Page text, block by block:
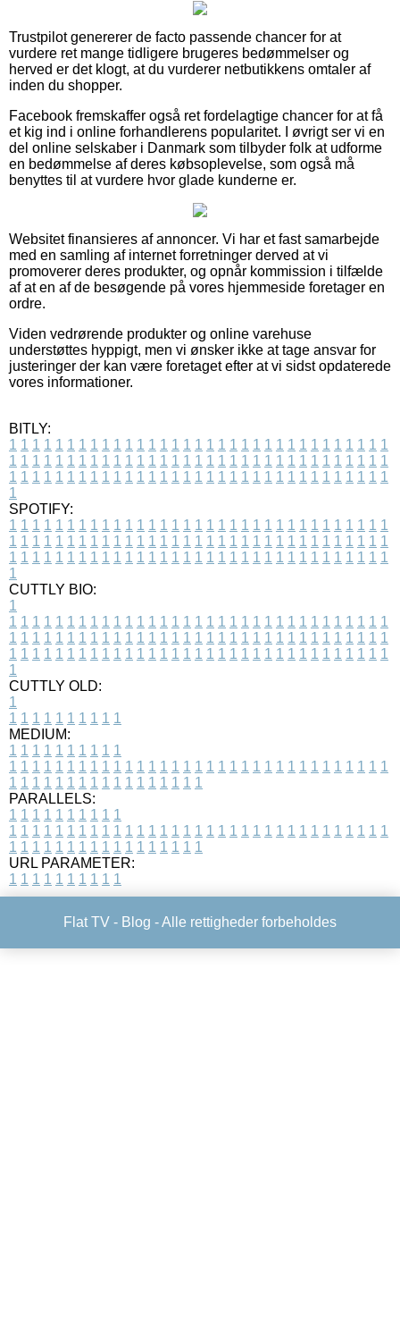
Trustpilot genererer de facto passende chancer for at
vurdere ret mange tidligere brugeres bedømmelser og
herved er det klogt, at du vurderer netbutikkens omtaler af
inden du shopper.
Facebook fremskaffer også ret fordelagtige chancer for at få
et kig ind i online forhandlerens popularitet. I øvrigt ser vi en
del online selskaber i Danmark som tilbyder folk at udforme
en bedømmelse af deres købsoplevelse, som også må
benyttes til at vurdere hvor glade kunderne er.
Websitet finansieres af annoncer. Vi har et fast samarbejde
med en samling af internet forretninger derved at vi
promoverer deres produkter, og opnår kommission i tilfælde
af at en af de besøgende på vores hjemmeside foretager en
ordre.
Viden vedrørende produkter og online varehuse
understøttes hyppigt, men vi ønsker ikke at tage ansvar for
justeringer der kan være foretaget efter at vi sidst opdaterede
vores informationer.
BITLY:
1 1 1 1 1 1 1 1 1 1 1 1 1 1 1 1 1 1 1 1 1 1 1 1 1 1 1 1 1 1 1 1 1
1 1 1 1 1 1 1 1 1 1 1 1 1 1 1 1 1 1 1 1 1 1 1 1 1 1 1 1 1 1 1 1 1
1 1 1 1 1 1 1 1 1 1 1 1 1 1 1 1 1 1 1 1 1 1 1 1 1 1 1 1 1 1 1 1 1
1
SPOTIFY:
1 1 1 1 1 1 1 1 1 1 1 1 1 1 1 1 1 1 1 1 1 1 1 1 1 1 1 1 1 1 1 1 1
1 1 1 1 1 1 1 1 1 1 1 1 1 1 1 1 1 1 1 1 1 1 1 1 1 1 1 1 1 1 1 1 1
1 1 1 1 1 1 1 1 1 1 1 1 1 1 1 1 1 1 1 1 1 1 1 1 1 1 1 1 1 1 1 1 1
1
CUTTLY BIO:
1
1 1 1 1 1 1 1 1 1 1 1 1 1 1 1 1 1 1 1 1 1 1 1 1 1 1 1 1 1 1 1 1 1
1 1 1 1 1 1 1 1 1 1 1 1 1 1 1 1 1 1 1 1 1 1 1 1 1 1 1 1 1 1 1 1 1
1 1 1 1 1 1 1 1 1 1 1 1 1 1 1 1 1 1 1 1 1 1 1 1 1 1 1 1 1 1 1 1 1
1
CUTTLY OLD:
1
1 1 1 1 1 1 1 1 1 1
MEDIUM:
1 1 1 1 1 1 1 1 1 1
1 1 1 1 1 1 1 1 1 1 1 1 1 1 1 1 1 1 1 1 1 1 1 1 1 1 1 1 1 1 1 1 1
1 1 1 1 1 1 1 1 1 1 1 1 1 1 1 1 1
PARALLELS:
1 1 1 1 1 1 1 1 1 1
1 1 1 1 1 1 1 1 1 1 1 1 1 1 1 1 1 1 1 1 1 1 1 1 1 1 1 1 1 1 1 1 1
1 1 1 1 1 1 1 1 1 1 1 1 1 1 1 1 1
URL PARAMETER:
1 1 1 1 1 1 1 1 1 1
Flat TV - Blog - Alle rettigheder forbeholdes